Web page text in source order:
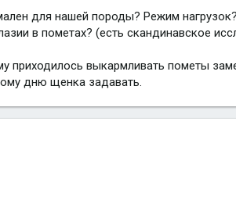
для нашей породы? Режим
в пометах? (есть скандинавское
приходилось выкармливать пометы
дню щенка задавать.